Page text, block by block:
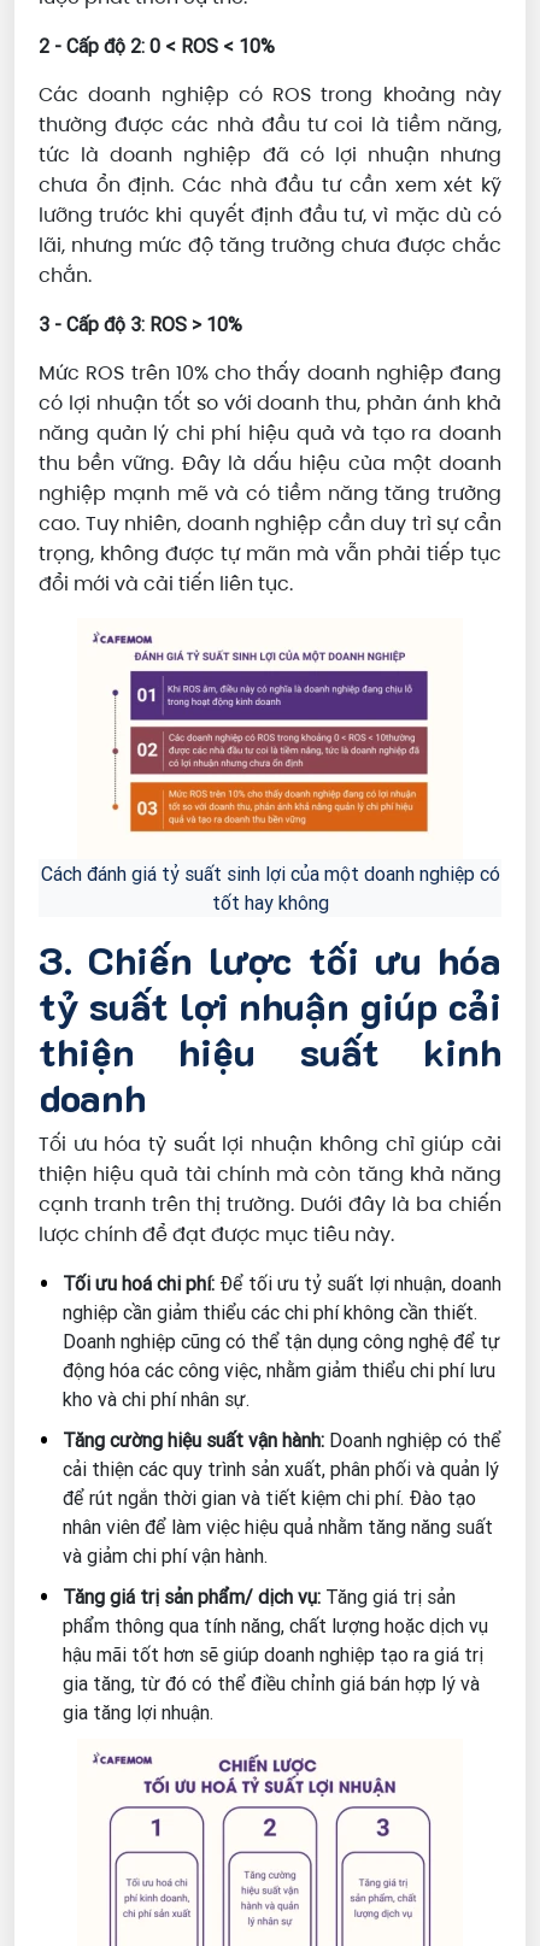
2 - Cấp độ 2: 0 < ROS < 10%
Các doanh nghiệp có ROS trong khoảng này
thường được các nhà đầu tư coi là tiềm năng,
tức là doanh nghiệp đã có lợi nhuận nhưng
chưa ổn định. Các nhà đầu tư cần xem xét kỹ
lưỡng trước khi quyết định đầu tư, vì mặc dù có
lãi, nhưng mức độ tăng trưởng chưa được chắc
chắn.
3 - Cấp độ 3: ROS > 10%
Mức ROS trên 10% cho thấy doanh nghiệp đang
có lợi nhuận tốt so với doanh thu, phản ánh khả
năng quản lý chi phí hiệu quả và tạo ra doanh
thu bền vững. Đây là dấu hiệu của một doanh
nghiệp mạnh mẽ và có tiềm năng tăng trưởng
cao. Tuy nhiên, doanh nghiệp cần duy trì sự cẩn
trọng, không được tự mãn mà vẫn phải tiếp tục
đổi mới và cải tiến liên tục.
Cách đánh giá tỷ suất sinh lợi của một doanh nghiệp có
tốt hay không
3. Chiến lược tối ưu hóa
tỷ suất lợi nhuận giúp cải
thiện hiệu suất kinh
doanh
Tối ưu hóa tỷ suất lợi nhuận không chỉ giúp cải
thiện hiệu quả tài chính mà còn tăng khả năng
cạnh tranh trên thị trường. Dưới đây là ba chiến
lược chính để đạt được mục tiêu này.
Tối ưu hoá chi phí: Để tối ưu tỷ suất lợi nhuận, doanh
nghiệp cần giảm thiểu các chi phí không cần thiết.
Doanh nghiệp cũng có thể tận dụng công nghệ để tự
động hóa các công việc, nhằm giảm thiểu chi phí lưu
kho và chi phí nhân sự.
Tăng cường hiệu suất vận hành: Doanh nghiệp có thể
cải thiện các quy trình sản xuất, phân phối và quản lý
để rút ngắn thời gian và tiết kiệm chi phí. Đào tạo
nhân viên để làm việc hiệu quả nhằm tăng năng suất
và giảm chi phí vận hành.
Tăng giá trị sản phẩm/ dịch vụ: Tăng giá trị sản
phẩm thông qua tính năng, chất lượng hoặc dịch vụ
hậu mãi tốt hơn sẽ giúp doanh nghiệp tạo ra giá trị
gia tăng, từ đó có thể điều chỉnh giá bán hợp lý và
gia tăng lợi nhuận.